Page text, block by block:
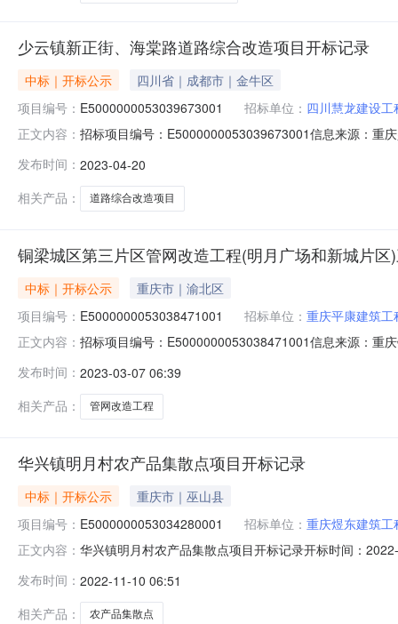
少云镇新正街、海棠路道路综合改造项目开标记录
中标｜开标公示
四川省｜成都市｜金牛区
项目编号： E5000000053039673001 招标单位： 四川慧龙建设
正文内容： 招标项目编号：E5000000053039673001信息来源：重
求:0;保证金金额:0.00元,投标文件递交时间
发布时间： 2023-04-20
相关产品：
道路综合改造项目
铜梁城区第三片区管网改造工程(明月广场和新城片
中标｜开标公示
重庆市｜渝北区
项目编号： E5000000053038471001 招标单位： 重庆平康建筑工
正文内容： 招标项目编号：E5000000053038471001信息来源：重
元/%;工期:符合招标文件的要求日历天;质量要求:0;保证
发布时间： 2023-03-07 06:39
相关产品：
管网改造工程
华兴镇明月村农产品集散点项目开标记录
中标｜开标公示
重庆市｜巫山县
项目编号： E5000000053034280001 招标单位： 重庆煜东建筑工
正文内容： 华兴镇明月村农产品集散点项目开标记录开标时间：
间:TueNov0815:18:13CST2022,投标人名称:重庆远诚建
发布时间： 2022-11-10 06:51
相关产品：
农产品集散点